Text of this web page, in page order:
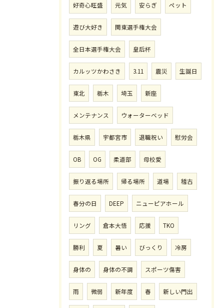
好奇心旺盛 元気 安らぎ ペット
遊び大好き 関東選手権大会
全日本選手権大会 皇后杯
カルッツかわさき 3.11 震災 生誕日
東北 栃木 埼玉 新座
メンテナンス ウォーターベッド
栃木県 宇都宮市 退職祝い 慰労会
OB OG 柔道部 母校愛
振り返る場所 帰る場所 道場 稽古
春分の日 DEEP ニューピアホール
リング 倉本大悟 応援 TKO
勝利 夏 暑い びっくり 冷房
身体の 身体の不調 スポーツ傷害
雨 微弱 新年度 春 新しい門出